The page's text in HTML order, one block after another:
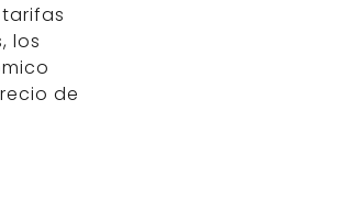
los
de